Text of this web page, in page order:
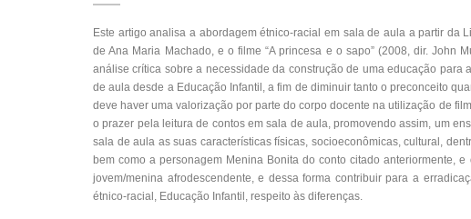
Este artigo analisa a abordagem étnico-racial em sala de aula a partir da
de Ana Maria Machado, e o filme “A princesa e o sapo” (2008, dir. John
análise crítica sobre a necessidade da construção de uma educação
de aula desde a Educação Infantil, a fim de diminuir tanto o preconceito
deve haver uma valorização por parte do corpo docente na utilização de
o prazer pela leitura de contos em sala de aula, promovendo assim, um
sala de aula as suas características físicas, socioeconômicas, cultural,
bem como a personagem Menina Bonita do conto citado anteriormente,
jovem/menina afrodescendente, e dessa forma contribuir para a
étnico-racial, Educação Infantil, respeito às diferenças.